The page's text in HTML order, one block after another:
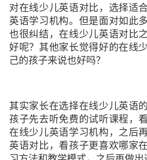
对在线少儿英语对比，选择适
英语学习机构。但是面对如此
也很纠结，在线少儿英语对比
好呢？其他家长觉得好的在线
己的孩子来说也好吗？
其实家长在选择在线少儿英语
孩子先去听免费的试听课程，
在线少儿英语学习机构，之后
英语对比，看孩子更喜欢哪家